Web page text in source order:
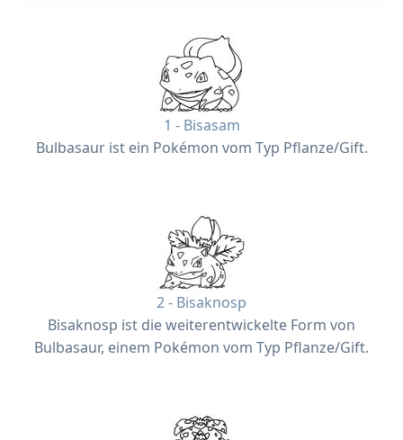
1 - Bisasam
Bulbasaur ist ein Pokémon vom Typ Pflanze/Gift.
2 - Bisaknosp
Bisaknosp ist die weiterentwickelte Form von
Bulbasaur, einem Pokémon vom Typ Pflanze/Gift.